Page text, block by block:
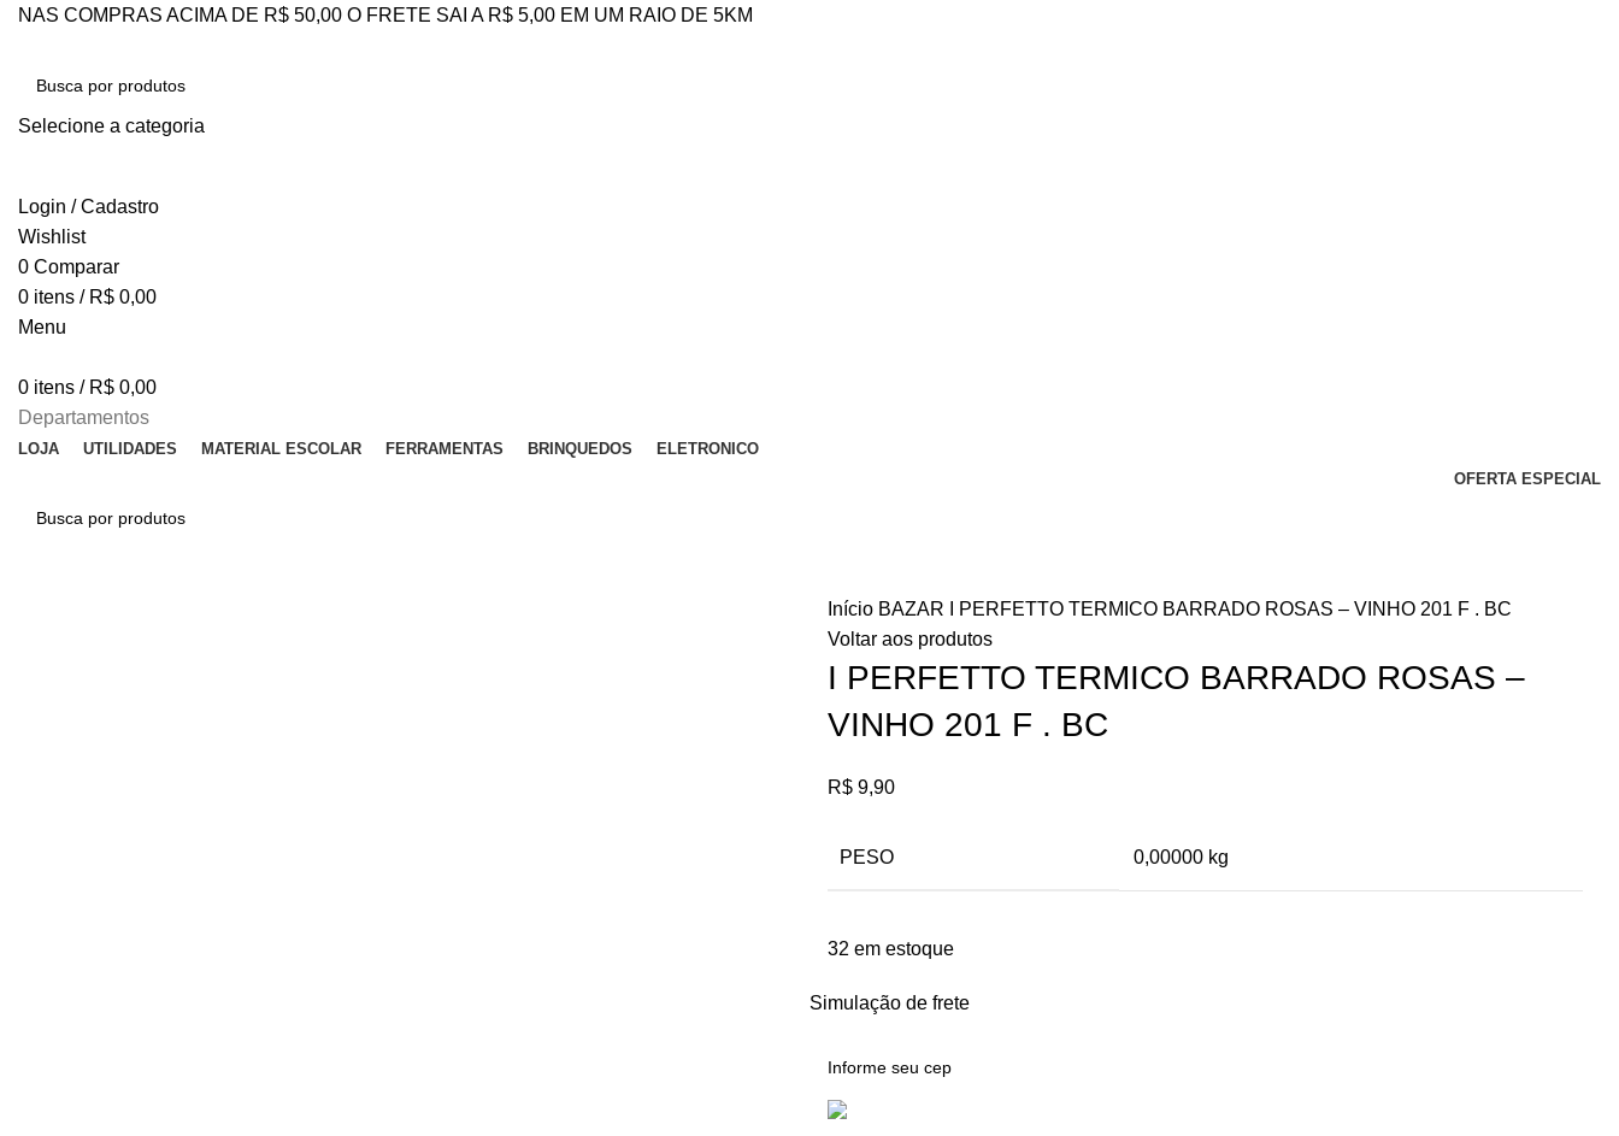
NAS COMPRAS ACIMA DE R$ 50,00 O FRETE SAI A R$ 5,00 EM UM RAIO DE 5KM
Selecione a categoria
Login / Cadastro
Wishlist
0 Comparar
0 itens / R$ 0,00
Menu
0 itens / R$ 0,00
Departamentos
LOJA UTILIDADES MATERIAL ESCOLAR FERRAMENTAS BRINQUEDOS
ELETRONICO
OFERTA ESPECIAL
Início BAZAR
I PERFETTO TERMICO BARRADO ROSAS – VINHO 201 F . BC
Voltar aos produtos
I PERFETTO TERMICO BARRADO ROSAS –
VINHO 201 F . BC
R$ 9,90
PESO 0,00000 kg
32 em estoque
Simulação de frete